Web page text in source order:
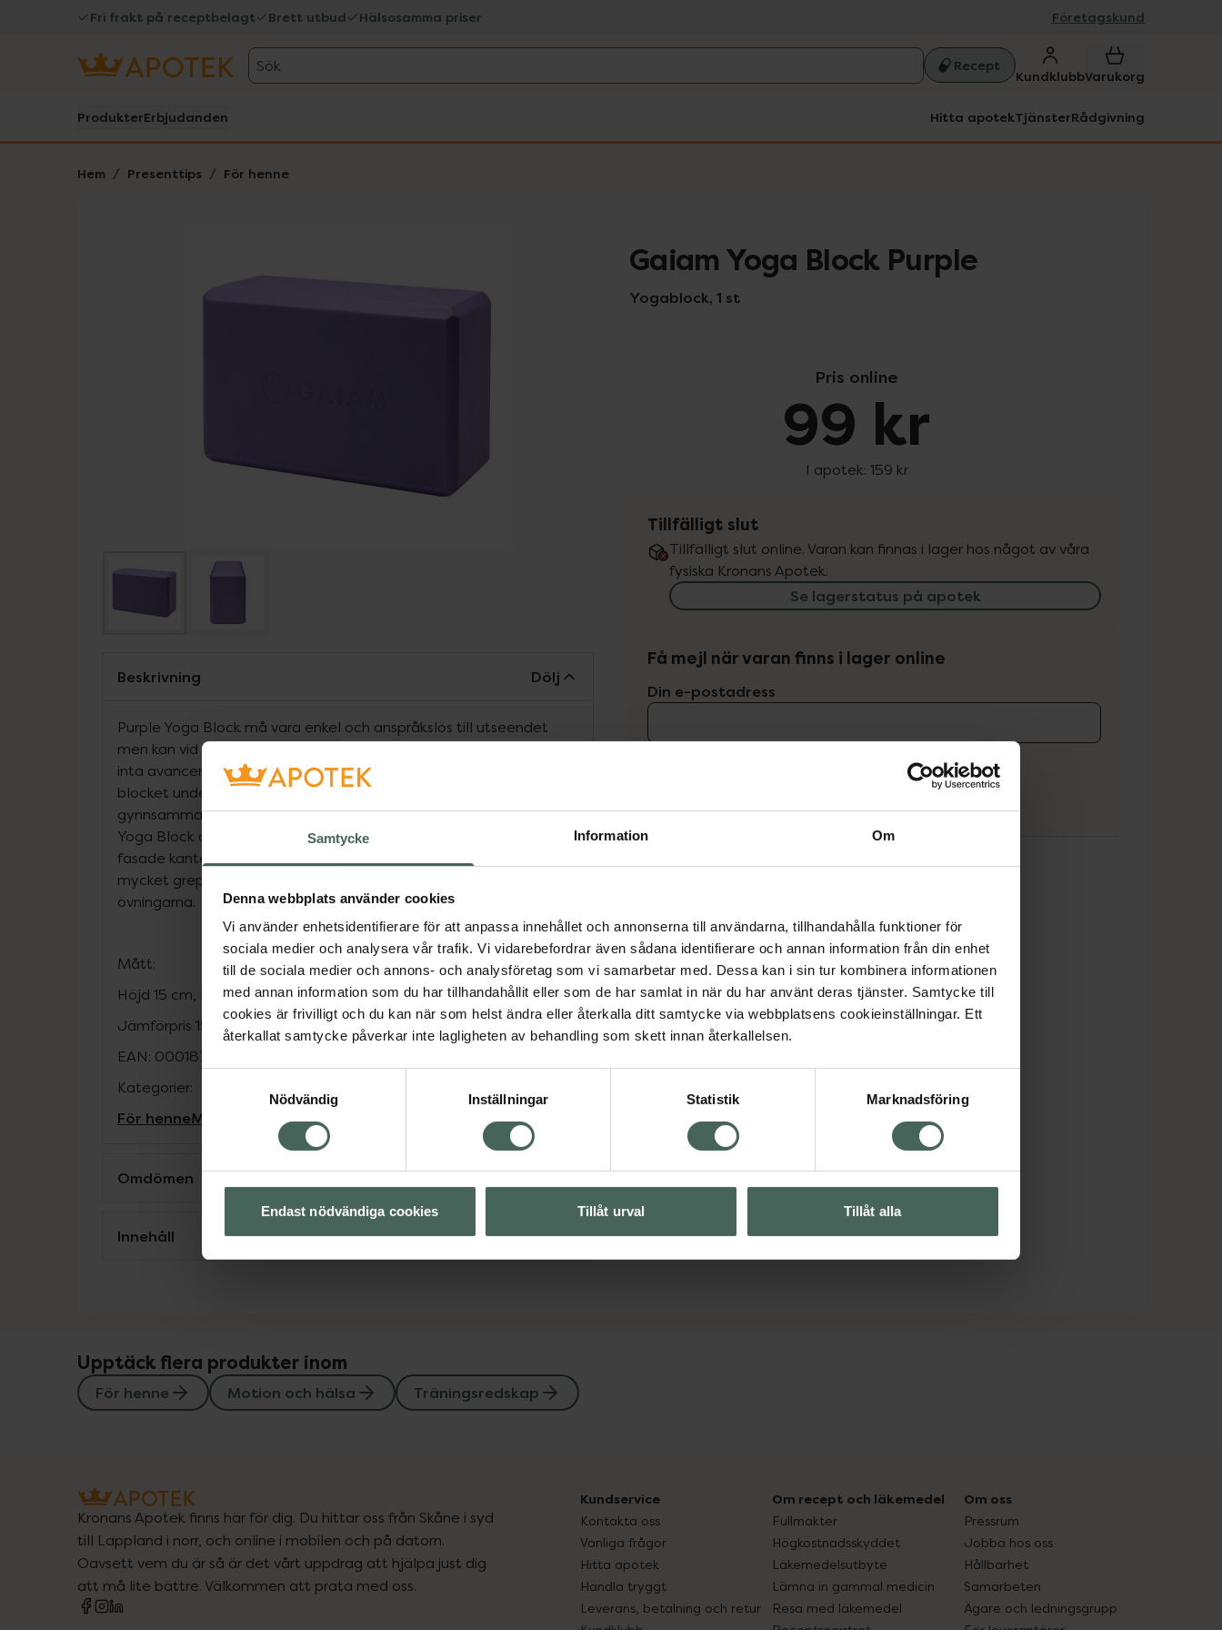
Samtycke Information Om
Denna webbplats använder cookies
Vi använder enhetsidentifierare för att anpassa innehållet och annonserna till användarna, tillhandahålla funktioner för
sociala medier och analysera vår trafik. Vi vidarebefordrar även sådana identifierare och annan information från din enhet
till de sociala medier och annons- och analysföretag som vi samarbetar med. Dessa kan i sin tur kombinera informationen
med annan information som du har tillhandahållit eller som de har samlat in när du har använt deras tjänster. Samtycke till
cookies är frivilligt och du kan när som helst ändra eller återkalla ditt samtycke via webbplatsens cookieinställningar. Ett
återkallat samtycke påverkar inte lagligheten av behandling som skett innan återkallelsen.
Nödvändig
Inställningar Statistik Marknadsföring
Endast nödvändiga cookies Tillåt urval Tillåt alla
Fri frakt på receptbelagt Brett utbud Hälsosamma priser Företagskund
Sök Recept
KundklubbVarukorg
ProdukterErbjudanden Hitta apotekTjänsterRådgivning
Hem Presenttips För henne
Gaiam Yoga Block Purple
Yogablock, 1 st
Pris online
99 kr
I apotek: 159 kr
Tillfälligt slut
Tillfälligt slut online. Varan kan finnas i lager hos något av våra
fysiska Kronans Apotek.
Se lagerstatus på apotek
Få mejl när varan finns i lager online
Din e-postadress
Aktuella erbjudanden
Beskrivning Dölj
Purple Yoga Block må vara enkel och anspråkslös till utseendet
men kan vid korrekt användning tillåta dig att utföra rörelser och
inta avancerade positioner på ett smidigt och enkelt sätt. Placera
blocket under dina fötter eller händer för att skapa mer
gynnsamma vinklar och utgångslägen i svårbemästrade moment.
Yoga Block är tillverkad i ett robust lättviktsmaterial och har
fasade kanter för extra komfort. Det har dessutom en yta som är
mycket greppbar vilket medför att enklare kunna utföra
övningarna.
Mått:
Höjd 15 cm, Längd 23 cm, Djup 10 cm
Jämförpris 159 kr
EAN: 00018713522146
Kategorier:
För henneMotion och hälsaTräningsredskap
Omdömen Visa
Innehåll Visa
Upptäck flera produkter inom
För henne Motion och hälsa Träningsredskap
Kronans Apotek finns här för dig. Du hittar oss från Skåne i syd
till Lappland i norr, och online i mobilen och på datorn.
Oavsett vem du är så är det vårt uppdrag att hjälpa just dig
att må lite bättre. Välkommen att prata med oss.
Kundservice
Kontakta oss
Vanliga frågor
Hitta apotek
Handla tryggt
Leverans, betalning och retur
Om recept och läkemedel
Fullmakter
Högkostnadsskyddet
Läkemedelsutbyte
Lämna in gammal medicin
Resa med läkemedel
Om oss
Pressrum
Jobba hos oss
Hållbarhet
Samarbeten
Ägare och ledningsgrupp